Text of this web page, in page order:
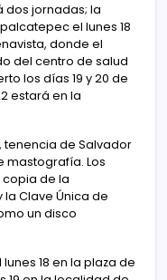
dos jornadas; la
el lunes 18
donde el
del centro de salud
los días 19 y 20 de
estará en la
tenencia de Salvador
mastografía. Los
copia de la
Clave Única de
un disco
18 en la plaza de